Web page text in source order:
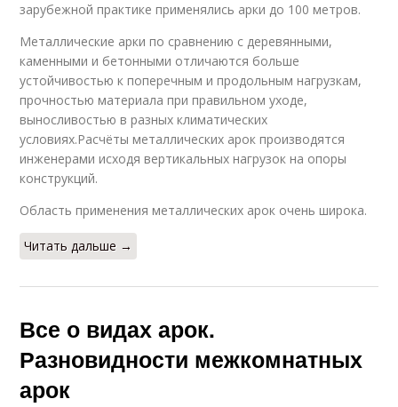
зарубежной практике применялись арки до 100 метров.
Металлические арки по сравнению с деревянными,
каменными и бетонными отличаются больше
устойчивостью к поперечным и продольным нагрузкам,
прочностью материала при правильном уходе,
выносливостью в разных климатических
условиях.Расчёты металлических арок производятся
инженерами исходя вертикальных нагрузок на опоры
конструкций.
Область применения металлических арок очень широка.
Читать дальше →
Все о видах арок.
Разновидности межкомнатных
арок